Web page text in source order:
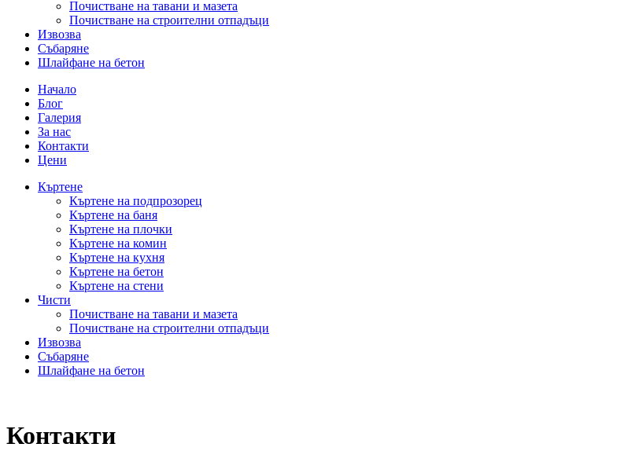
Почистване на тавани и мазета
Почистване на строителни отпадъци
Извозва
Събаряне
Шлайфане на бетон
Начало
Блог
Галерия
За нас
Контакти
Цени
Къртене
Къртене на подпрозорец
Къртене на баня
Къртене на плочки
Къртене на комин
Къртене на кухня
Къртене на бетон
Къртене на стени
Чисти
Почистване на тавани и мазета
Почистване на строителни отпадъци
Извозва
Събаряне
Шлайфане на бетон
Контакти